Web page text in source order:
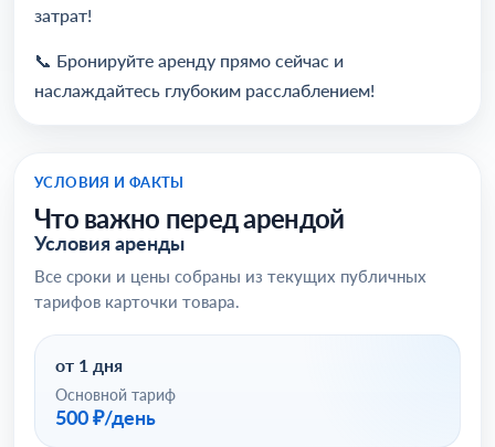
затрат!
📞 Бронируйте аренду прямо сейчас и
наслаждайтесь глубоким расслаблением!
УСЛОВИЯ И ФАКТЫ
Что важно перед арендой
Условия аренды
Все сроки и цены собраны из текущих публичных
тарифов карточки товара.
от 1 дня
Основной тариф
500 ₽/день